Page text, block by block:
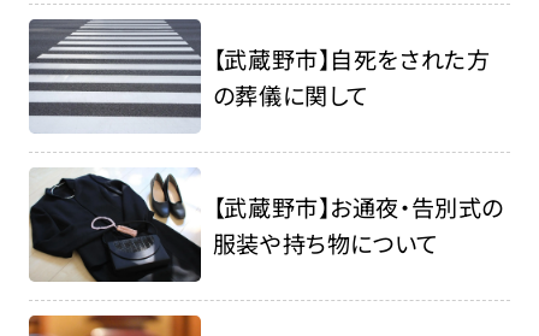
【武蔵野市】自死をされた方
の葬儀に関して
【武蔵野市】お通夜・告別式の
服装や持ち物について